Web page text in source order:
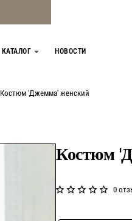
КАТАЛОГ НОВОСТИ
Костюм 'Джемма' женский
Костюм
0